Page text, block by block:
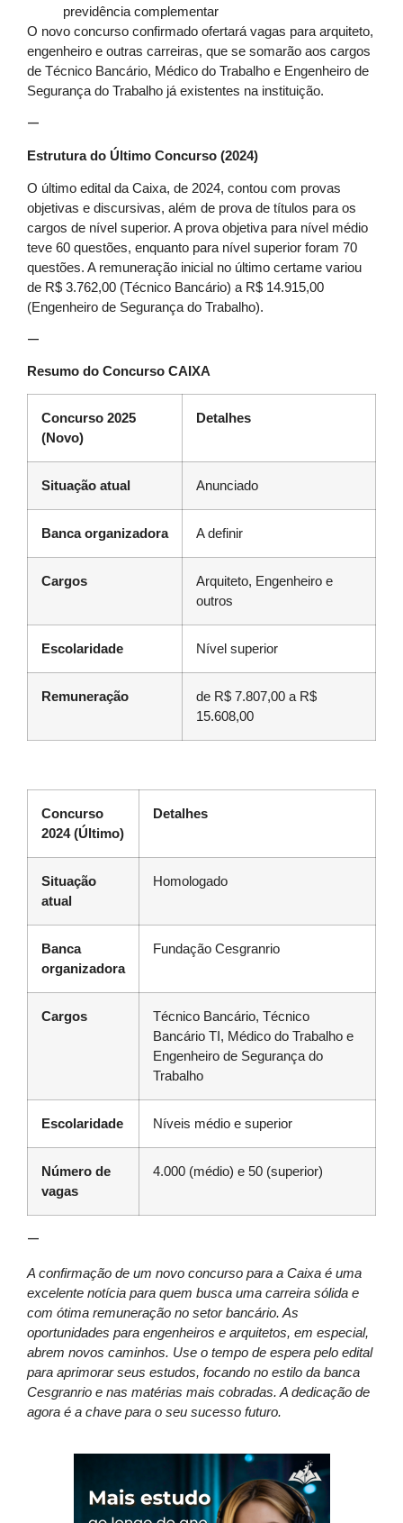
previdência complementar
O novo concurso confirmado ofertará vagas para arquiteto,
engenheiro e outras carreiras, que se somarão aos cargos
de Técnico Bancário, Médico do Trabalho e Engenheiro de
Segurança do Trabalho já existentes na instituição.
—
Estrutura do Último Concurso (2024)
O último edital da Caixa, de 2024, contou com provas
objetivas e discursivas, além de prova de títulos para os
cargos de nível superior. A prova objetiva para nível médio
teve 60 questões, enquanto para nível superior foram 70
questões. A remuneração inicial no último certame variou
de R$ 3.762,00 (Técnico Bancário) a R$ 14.915,00
(Engenheiro de Segurança do Trabalho).
—
Resumo do Concurso CAIXA
Concurso 2025
(Novo)
Detalhes
Situação atual Anunciado
Banca organizadora A definir
Cargos
Arquiteto, Engenheiro e
outros
Escolaridade Nível superior
Remuneração
de R$ 7.807,00 a R$
15.608,00
Concurso
2024 (Último)
Detalhes
Situação
atual
Homologado
Banca
organizadora
Fundação Cesgranrio
Cargos
Técnico Bancário, Técnico
Bancário TI, Médico do Trabalho e
Engenheiro de Segurança do
Trabalho
Escolaridade Níveis médio e superior
Número de
vagas
4.000 (médio) e 50 (superior)
—
A confirmação de um novo concurso para a Caixa é uma
excelente notícia para quem busca uma carreira sólida e
com ótima remuneração no setor bancário. As
oportunidades para engenheiros e arquitetos, em especial,
abrem novos caminhos. Use o tempo de espera pelo edital
para aprimorar seus estudos, focando no estilo da banca
Cesgranrio e nas matérias mais cobradas. A dedicação de
agora é a chave para o seu sucesso futuro.